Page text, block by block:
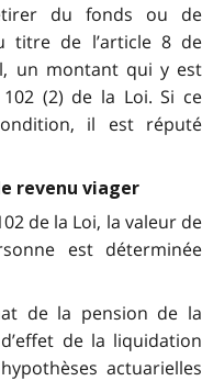
du fonds ou de
titre de l’article 8 de
un montant qui y est
(2) de la Loi. Si ce
il est réputé
revenu viager
de la Loi, la valeur de
est déterminée
de la pension de la
de la liquidation
actuarielles